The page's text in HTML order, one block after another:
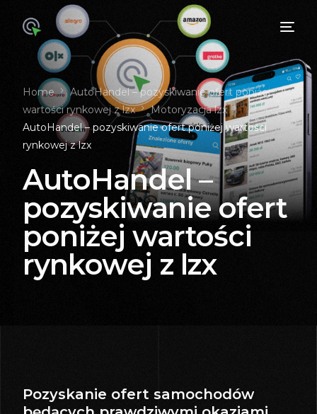
Home
AutoHandel – pozyskiwanie ofert poniżej
wartości rynkowej z lzx
Motoryzacja lzx
AutoHandel – pozyskiwanie ofert poniżej wartości
rynkowej z lzx
AutoHandel –
pozyskiwanie ofert
poniżej wartości
rynkowej z lzx
Pozyskanie ofert samochodów